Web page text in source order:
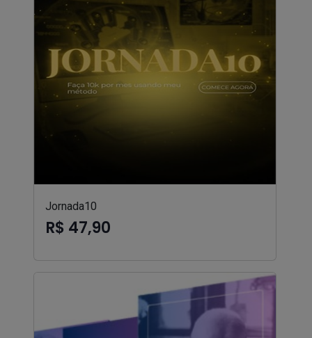
Jornada10
R$ 47,90